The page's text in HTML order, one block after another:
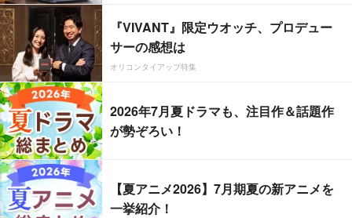
『VIVANT』限定ウオッチ、プロデュー
サーの感想は
オリコンタイアップ特集
2026年7月夏ドラマも、注目作＆話題作
が勢ぞろい！
【夏アニメ2026】7月期夏の新アニメを
一挙紹介！